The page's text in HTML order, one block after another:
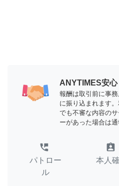
ANYTIMES安
報酬は取引前に事
に振り込まれます
でも不審な内容の
ーがあった場合は通
perm_phone_msg
パトロー
ル
assignment_ind
本人